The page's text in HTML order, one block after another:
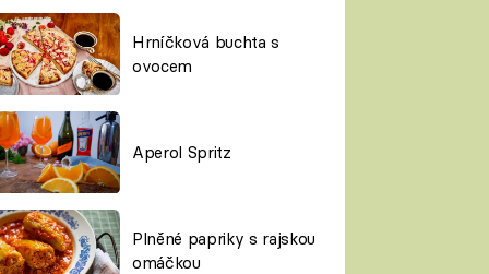
Hrníčková buchta s
ovocem
Aperol Spritz
Plněné papriky s rajskou
omáčkou